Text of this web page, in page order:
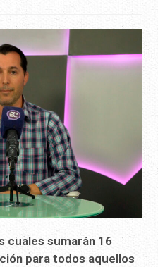
cuales sumarán 16
para todos aquellos